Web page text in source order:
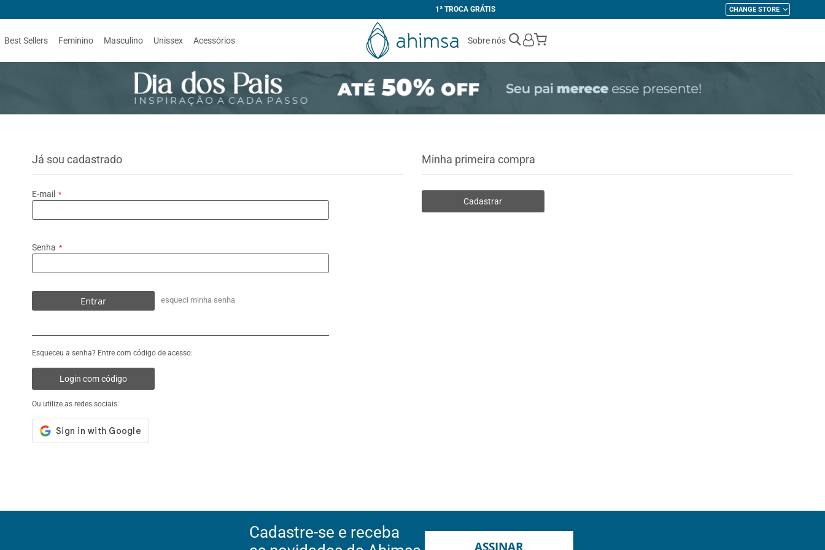
1ª TROCA GRÁTIS CHANGE STORE
Best Sellers Feminino Masculino Unissex Acessórios Sobre nós
My Cart
Já sou cadastrado
E-mail
Senha
Entrar esqueci minha senha
Esqueceu a senha? Entre com código de acesso:
Login com código
Ou utilize as redes sociais:
Minha primeira compra
Cadastrar
Cadastre-se e receba